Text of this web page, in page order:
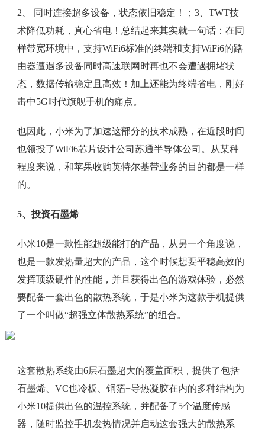
2、 同时连接超多设备，状态依旧稳定！；3、TWT技
术降低功耗，真心省电！总结起来其实就一句话：在同
样带宽环境中，支持WiFi6标准的终端和支持WiFi6的路
由器遭遇多设备同时高速联网时再也不会遭遇拥堵状
态，数据传输稳定且高效！加上还能为终端省电，刚好
击中5G时代旗舰手机的痛点。
也因此，小米为了加速这部分的技术成熟，在近段时间
也领投了WiFi6芯片设计公司苏通半导体公司。从某种
程度来说，和苹果收购英特尔基带业务的目的都是一样
的。
5、投资石墨烯
小米10是一款性能超级能打的产品，从另一个角度说，
也是一款发热量超大的产品，这个时候想要平稳高效的
发挥顶级硬件的性能，并且获得出色的游戏体验，必然
要配备一套出色的散热系统，于是小米为这款手机提供
了一个叫做“超强立体散热系统”的组合。
这套散热系统由6层石墨超大的覆盖面积，提供了包括
石墨烯、VC也冷板、铜箔+导热凝胶在内的多种结构为
小米10提供出色的温控系统，并配备了5个温度传感
器，随时监控手机发热情况并启动这套强大的散热系